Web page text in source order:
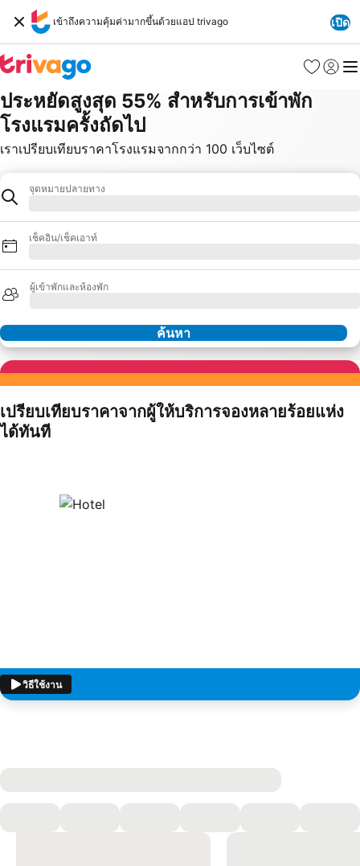
เข้าถึงความคุ้มค่ามากขึ้นด้วยแอป trivago เปิด
รายการโป
เข้าสู่ร
เมนู
ประหยัดสูงสุด 55% สำหรับการเข้าพัก
โรงแรมครั้งถัดไป
เราเปรียบเทียบราคาโรงแรมจากกว่า 100 เว็บไซต์
โรงแรม
จุดหมายปลายทาง
เช็คอิน/เช็คเอาท์
ผู้เข้าพักและห้องพัก
ค้นหา
พาร์ทเนอร์
เปรียบเทียบราคาจากผู้ให้บริการจองหลายร้อยแห่ง
ได้ทันที
วิธีใช้งาน